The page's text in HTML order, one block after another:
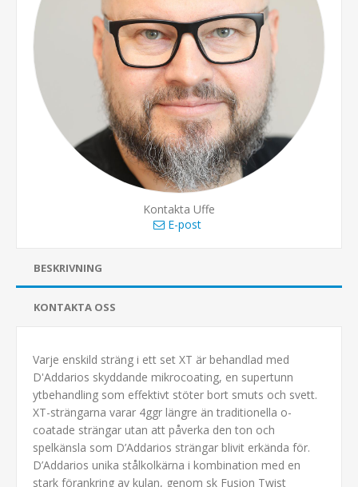
Kontakta Uffe
E-post
BESKRIVNING
KONTAKTA OSS
Varje enskild sträng i ett set XT är behandlad med
D'Addarios skyddande mikrocoating, en supertunn
ytbehandling som effektivt stöter bort smuts och svett.
XT-strängarna varar 4ggr längre än traditionella o-
coatade strängar utan att påverka den ton och
spelkänsla som D’Addarios strängar blivit erkända för.
D’Addarios unika stålkolkärna i kombination med en
stark förankring av kulan, genom sk Fusion Twist